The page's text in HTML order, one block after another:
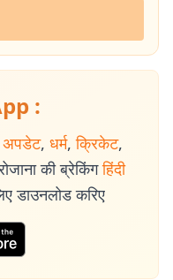
:
अपडेट, धर्म, क्रिकेट,
की ब्रेकिंग हिंदी
डाउनलोड करिए